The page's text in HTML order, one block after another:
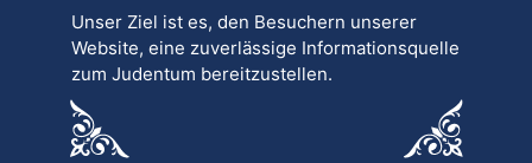
Unser Ziel ist es, den Besuchern unserer
Website, eine zuverlässige Informationsquelle
zum Judentum bereitzustellen.